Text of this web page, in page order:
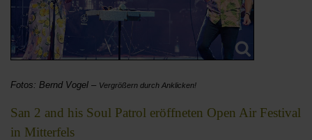
Fotos: Bernd Vogel – Vergrößern durch Anklicken!
San 2 and his Soul Patrol eröffneten Open Air Festival
in Mitterfels